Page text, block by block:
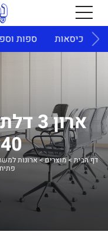
כיסאות ספות
ארון
40*120*90
דף הבית>מוצרים>ארונות
פתיחה